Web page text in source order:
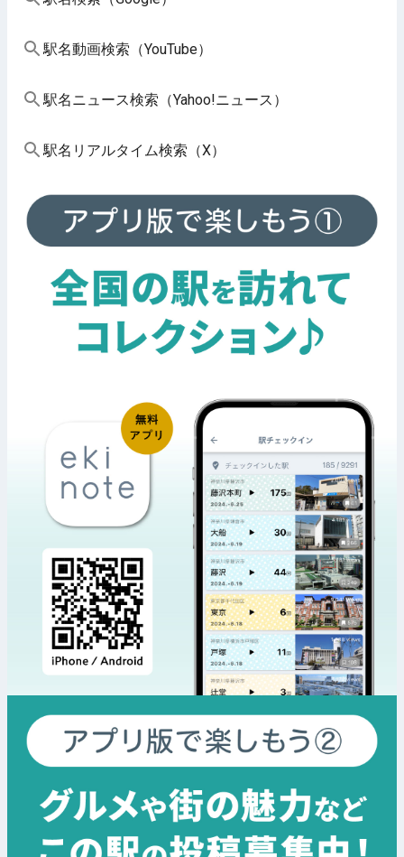
駅名動画検索（YouTube）
駅名ニュース検索（Yahoo!ニュース）
駅名リアルタイム検索（X）